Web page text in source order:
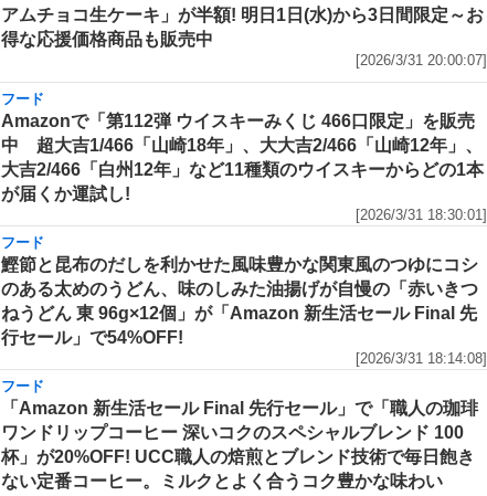
アムチョコ生ケーキ」が半額! 明日1日(水)から3日間限定～お
得な応援価格商品も販売中
[2026/3/31 20:00:07]
フード
Amazonで「第112弾 ウイスキーみくじ 466口限定」を販売
中 超大吉1/466「山崎18年」、大大吉2/466「山崎12年」、
大吉2/466「白州12年」など11種類のウイスキーからどの1本
が届くか運試し!
[2026/3/31 18:30:01]
フード
鰹節と昆布のだしを利かせた風味豊かな関東風のつゆにコシ
のある太めのうどん、味のしみた油揚げが自慢の「赤いきつ
ねうどん 東 96g×12個」が「Amazon 新生活セール Final 先
行セール」で54%OFF!
[2026/3/31 18:14:08]
フード
「Amazon 新生活セール Final 先行セール」で「職人の珈琲
ワンドリップコーヒー 深いコクのスペシャルブレンド 100
杯」が20%OFF! UCC職人の焙煎とブレンド技術で毎日飽き
ない定番コーヒー。ミルクとよく合うコク豊かな味わい